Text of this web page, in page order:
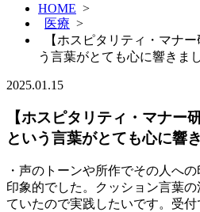
HOME >
医療 >
【ホスピタリティ・マナ
う言葉がとても心に響きま
2025.01.15
【ホスピタリティ・マナー
という言葉がとても心に響
・声のトーンや所作でその人へ
印象的でした。クッション言葉
ていたので実践したいです。受